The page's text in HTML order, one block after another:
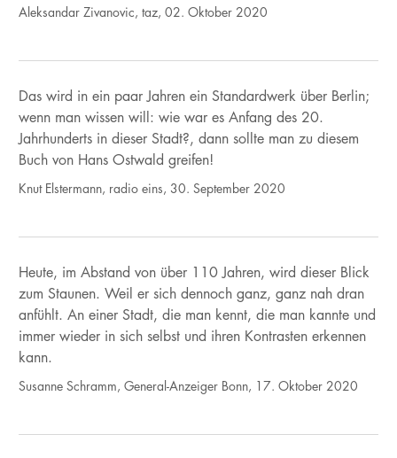
Aleksandar Zivanovic, taz, 02. Oktober 2020
Das wird in ein paar Jahren ein Standardwerk über Berlin;
wenn man wissen will: wie war es Anfang des 20.
Jahrhunderts in dieser Stadt?, dann sollte man zu diesem
Buch von Hans Ostwald greifen!
Knut Elstermann, radio eins, 30. September 2020
Heute, im Abstand von über 110 Jahren, wird dieser Blick
zum Staunen. Weil er sich dennoch ganz, ganz nah dran
anfühlt. An einer Stadt, die man kennt, die man kannte und
immer wieder in sich selbst und ihren Kontrasten erkennen
kann.
Susanne Schramm, General-Anzeiger Bonn, 17. Oktober 2020